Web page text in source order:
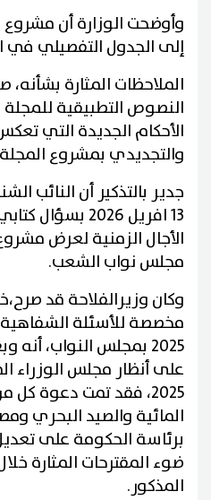
وأوضحت الوزارة أن مشروع
إلى الجدول التفصيلي في
الملاحظات المثارة
النصوص التطبيقية
الأحكام الجديدة التي
والتجديدي بمشروع
جدير بالتذكير أن النائب
13 افريل 2026
الأجال الزمنية لعرض
مجلس نواب الشعب.
وكان وزيرالفلاحة قد
2025 بمجلس النواب،
2025، فقد تمت دعوة كل
المائية والصيد البحري
برئاسة الحكومة على
ضوء المقترحات المثارة
المذكور.